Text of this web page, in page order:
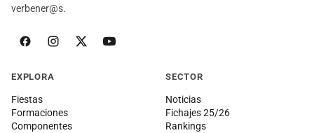
verbener@s.
EXPLORA
Fiestas
Formaciones
Componentes
SECTOR
Noticias
Fichajes 25/26
Rankings